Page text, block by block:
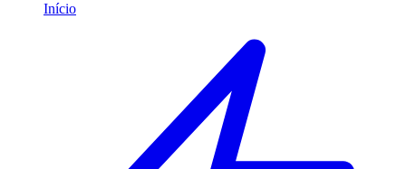
Início